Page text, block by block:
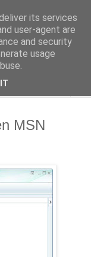
MSN
its services
user-agent are
and security
usage